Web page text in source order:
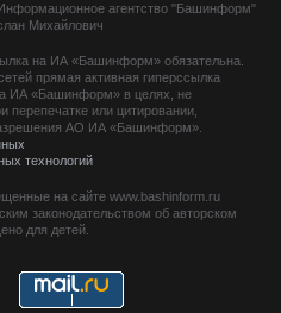
агентство "Башинформ"
Михайлович
на ИА «Башинформ» обязательна.
прямая активная гиперссылка
ИА «Башинформ» в целях, не
перепечатке или цитировании,
АО ИА «Башинформ».
технологий
на сайте www.bashinform.ru
законодательством об авторском
для детей.